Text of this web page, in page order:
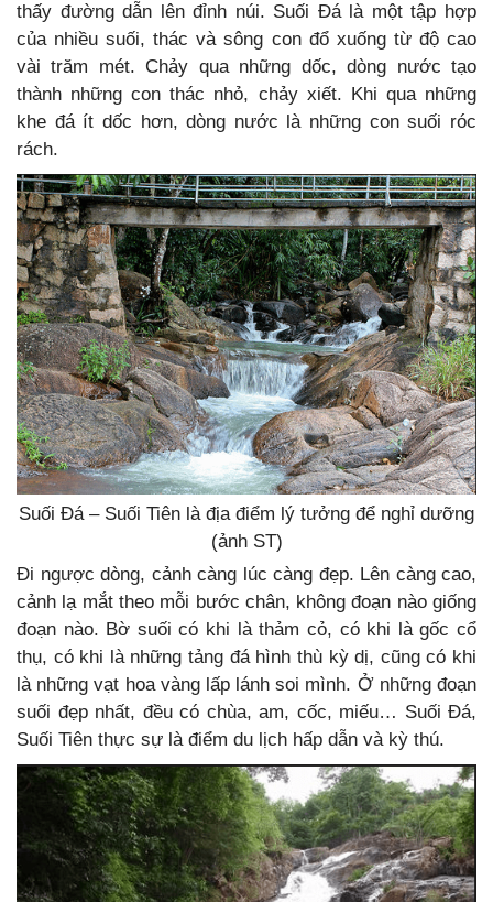
thấy đường dẫn lên đỉnh núi. Suối Đá là một tập hợp
của nhiều suối, thác và sông con đổ xuống từ độ cao
vài trăm mét. Chảy qua những dốc, dòng nước tạo
thành những con thác nhỏ, chảy xiết. Khi qua những
khe đá ít dốc hơn, dòng nước là những con suối róc
rách.
Suối Đá – Suối Tiên là địa điểm lý tưởng để nghỉ dưỡng
(ảnh ST)
Đi ngược dòng, cảnh càng lúc càng đẹp. Lên càng cao,
cảnh lạ mắt theo mỗi bước chân, không đoạn nào giống
đoạn nào. Bờ suối có khi là thảm cỏ, có khi là gốc cổ
thụ, có khi là những tảng đá hình thù kỳ dị, cũng có khi
là những vạt hoa vàng lấp lánh soi mình. Ở những đoạn
suối đẹp nhất, đều có chùa, am, cốc, miếu… Suối Đá,
Suối Tiên thực sự là điểm du lịch hấp dẫn và kỳ thú.